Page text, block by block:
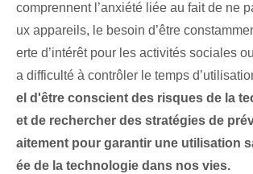
comprennent l’anxiété liée au fait de ne
ux appareils, le besoin d’être
erte d’intérêt pour les activités sociales
a difficulté à contrôler le temps
el d'être conscient des risques de la
et de rechercher des stratégies de
aitement pour garantir une utilisation
ée de la technologie dans nos vies.